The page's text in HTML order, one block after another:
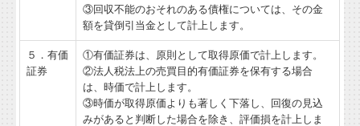
③回収不能のおそれのある債権については、その金
額を貸倒引当金として計上します。
５．有価
証券
①有価証券は、原則として取得原価で計上します。
②法人税法上の売買目的有価証券を保有する場合
は、時価で計上します。
③時価が取得原価よりも著しく下落し、回復の見込
みがあると判断した場合を除き、評価損を計上しま